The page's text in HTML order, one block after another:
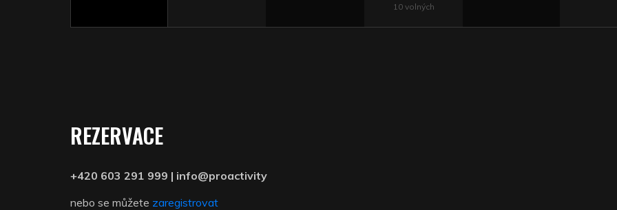
10 volných
REZERVACE
+420 603 291 999 | info@proactivity
nebo se můžete zaregistrovat